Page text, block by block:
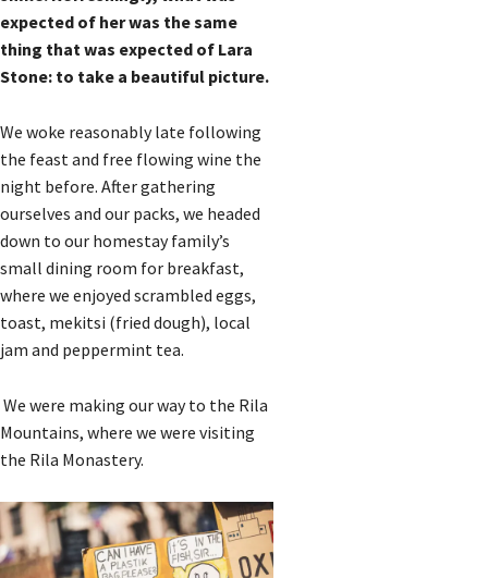
expected of her was the same
thing that was expected of Lara
Stone: to take a beautiful picture.
We woke reasonably late following
the feast and free flowing wine the
night before. After gathering
ourselves and our packs, we headed
down to our homestay family’s
small dining room for breakfast,
where we enjoyed scrambled eggs,
toast, mekitsi (fried dough), local
jam and peppermint tea.
We were making our way to the Rila
Mountains, where we were visiting
the Rila Monastery.